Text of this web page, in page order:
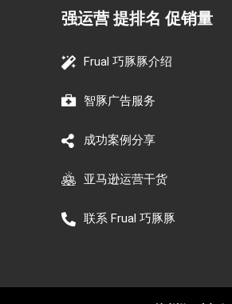
强运营 提排名 促销量
Frual 巧豚豚介绍
智豚广告服务
成功案例分享
亚马逊运营干货
联系 Frual 巧豚豚